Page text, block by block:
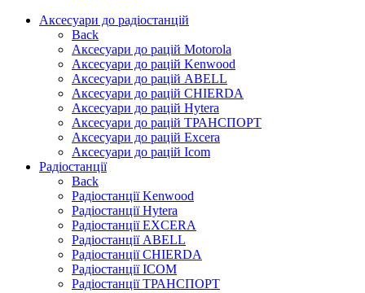
Аксесуари до радіостанцій
Back
Аксесуари до рацій Motorola
Аксесуари до рацій Kenwood
Аксесуари до рацій ABELL
Аксесуари до рацій CHIERDA
Аксесуари до рацій Hytera
Аксесуари до рацій ТРАНСПОРТ
Аксесуари до рацій Excera
Аксесуари до рацій Icom
Радіостанції
Back
Радіостанції Kenwood
Радіостанції Hytera
Радіостанції EXCERA
Радіостанції ABELL
Радіостанції CHIERDA
Радіостанції ICOM
Радіостанції ТРАНСПОРТ